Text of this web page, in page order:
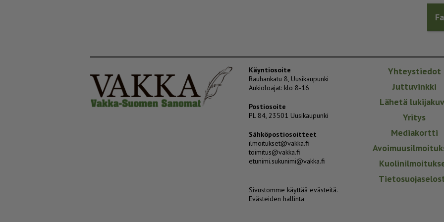
Käyntiosoite
Rauhankatu 8, Uusikaupunki
Aukioloajat: klo 8-16
Postiosoite
PL 84, 23501 Uusikaupunki
Sähköpostiosoitteet
ilmoitukset@vakka.fi
toimitus@vakka.fi
etunimi.sukunimi@vakka.fi
Sivustomme käyttää evästeitä.
Evästeiden hallinta
Yhteystiedot
Juttuvinkki
Lähetä
Yritys
Mediakortti